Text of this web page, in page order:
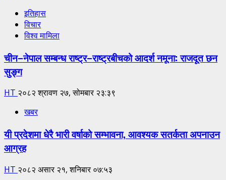
इतिहास
विचार
विश्व मामिला
चीन–नेपाल सम्बन्ध राष्ट्र–राष्ट्रबीचको आदर्श नमूना: राजदूत छन
सुङ्ग
HT २०८२ श्रावण २७, सोमबार २३:३९
खबर
यी प्रदेशमा धेरै भारी वर्षाको सम्भावना, आवश्यक सतर्कता अपनाउन
आग्रह
HT २०८२ असार २१, शनिबार ०७:५३